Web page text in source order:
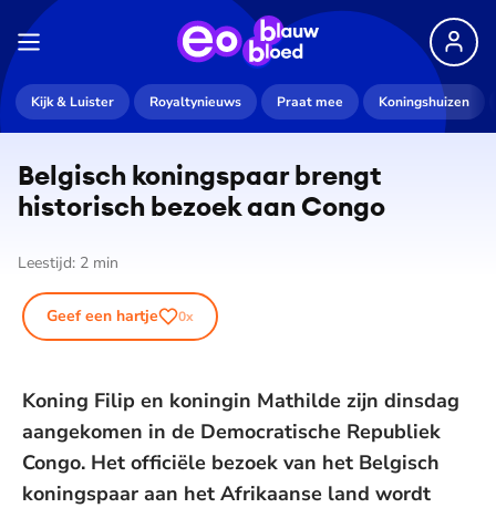
Kijk & Luister Royaltynieuws Praat mee Koningshuizen
Belgisch koningspaar brengt
historisch bezoek aan Congo
Leestijd: 2 min
Geef een hartje 0x
Koning Filip en koningin Mathilde zijn dinsdag
aangekomen in de Democratische Republiek
Congo. Het officiële bezoek van het Belgisch
koningspaar aan het Afrikaanse land wordt